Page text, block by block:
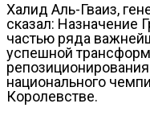
Халид Аль-Гваиз,
сказал: Назначение
частью ряда
успешной
национального
Королевстве.